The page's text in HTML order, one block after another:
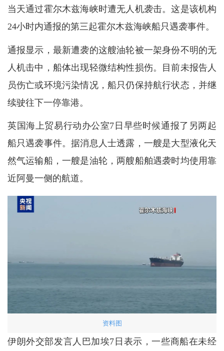
当天通过霍尔木兹海峡时遭无人机袭击。这是该机构
24小时内通报的第三起霍尔木兹海峡船只遇袭事件。
通报显示，最新遭袭的这艘油轮被一架身份不明的无
人机击中，船体出现轻微结构性损伤。目前未报告人
员伤亡或环境污染情况，船只仍保持航行状态，并继
续驶往下一停靠港。
英国海上贸易行动办公室7日早些时候通报了另两起
船只遇袭事件。据消息人士透露，一艘是大型液化天
然气运输船，一艘是油轮，两艘船舶遇袭时均使用靠
近阿曼一侧的航道。
资料图
伊朗外交部发言人巴加埃7日表示，一些商船在未经